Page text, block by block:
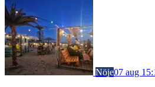
Nöje07 aug